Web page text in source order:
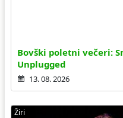
Bovški poletni večeri:
Unplugged
13. 08. 2026
Žiri